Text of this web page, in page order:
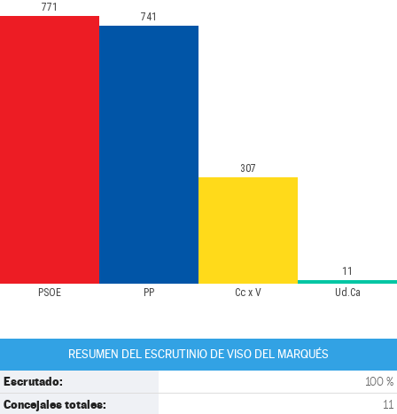
PSOE PP Cc x V Ud.Ca
771
741
307
11
RESUMEN DEL ESCRUTINIO DE VISO DEL MARQUÉS
Escrutado: 100 %
Concejales totales: 11